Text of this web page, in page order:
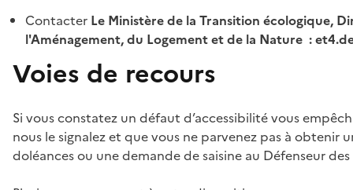
Contacter Le Ministère de la Transition écologique,
l'Aménagement, du Logement et de la Nature :
Voies de recours
Si vous constatez un défaut d’accessibilité vous
nous le signalez et que vous ne parvenez pas à
doléances ou une demande de saisine au Défenseur